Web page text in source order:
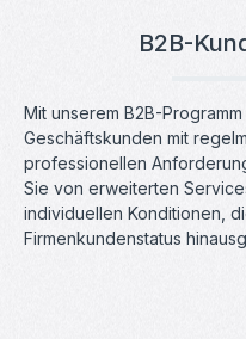
B2B-
Mit unserem B2B-
Geschäftskunden mit
professionellen
Sie von erweiterten
individuellen Konditionen,
Firmenkundenstatus